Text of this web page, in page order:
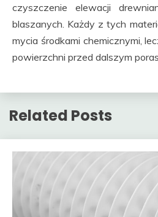
czyszczenie elewacji
blaszanych. Każdy z tych
mycia środkami chemicznymi,
powierzchni przed dalszym
Related Posts